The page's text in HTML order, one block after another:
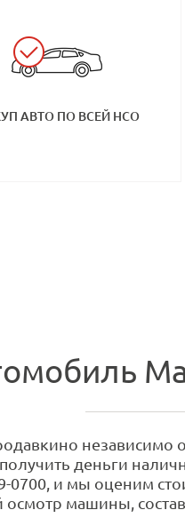
АВТО ПО ВСЕЙ НСО
независимо
деньги
и мы оценим
машины,